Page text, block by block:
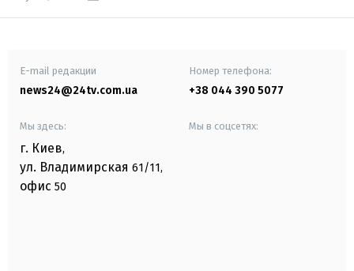
E-mail редакции
news24@24tv.com.ua
Номер телефона:
+38 044 390 5077
Мы здесь:
г. Киев,
ул. Владимирская 61/11,
офис 50
Мы в соцсетях: